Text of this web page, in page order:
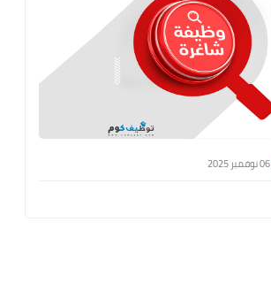
06 نوفمبر 2025